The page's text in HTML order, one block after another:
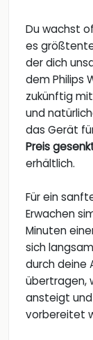
Du wachst
es
der dich
dem Philips
zukünftig
und
das Gerät
Preis
erhältlich.
Für ein
Erwachen
Minuten
sich
durch deine
übertragen,
ansteigt
vorbereitet